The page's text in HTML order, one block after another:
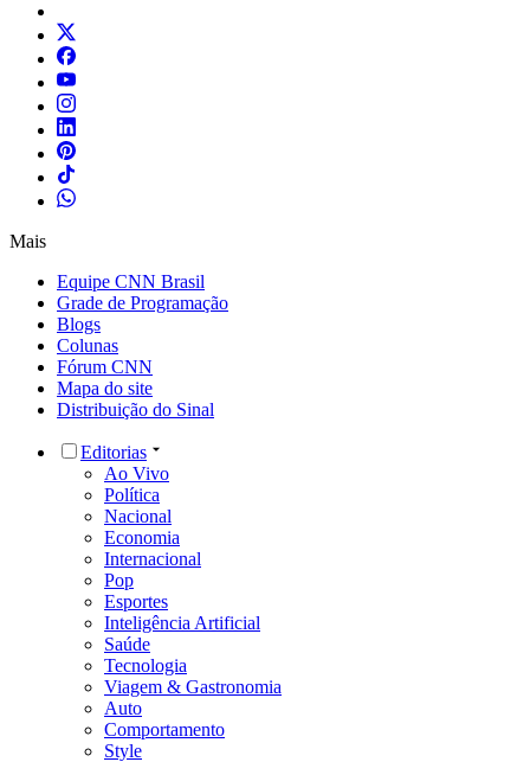
Mais
Equipe CNN Brasil
Grade de Programação
Blogs
Colunas
Fórum CNN
Mapa do site
Distribuição do Sinal
Editorias
Ao Vivo
Política
Nacional
Economia
Internacional
Pop
Esportes
Inteligência Artificial
Saúde
Tecnologia
Viagem & Gastronomia
Auto
Comportamento
Style